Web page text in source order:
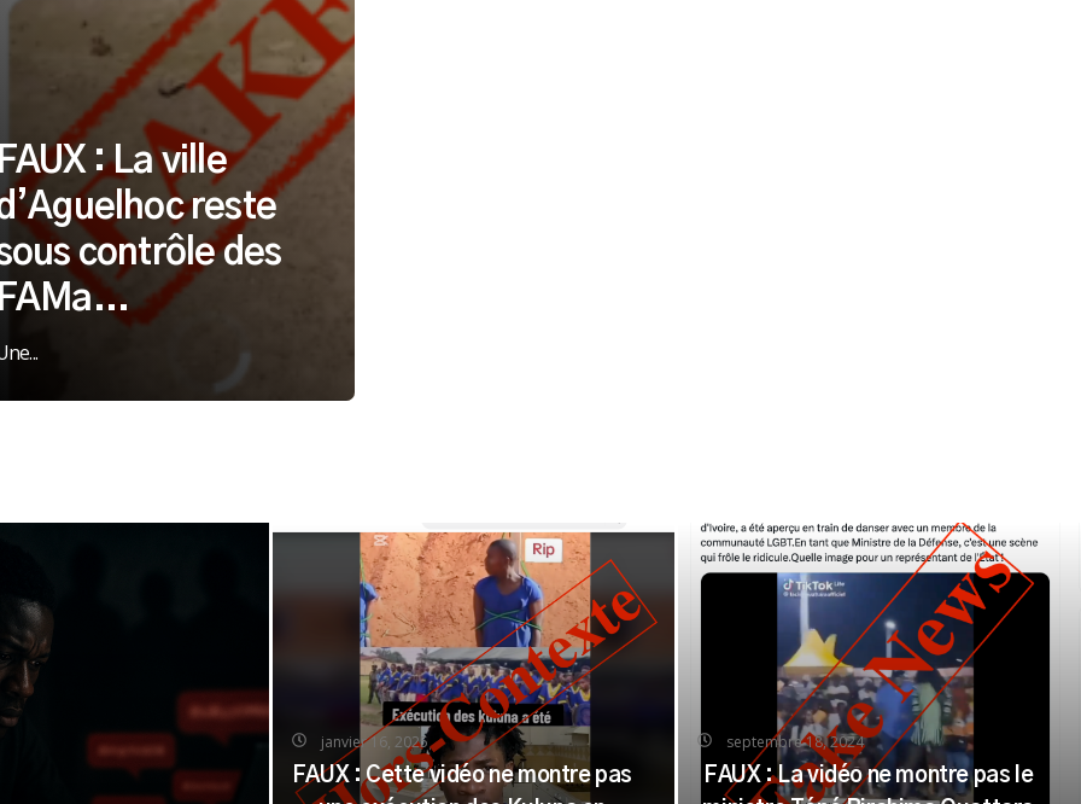
FAUX : La ville
reste
contrôle des
FAMa...
janvier 16, 2025
FAUX : Cette vidéo ne montre pas
septembre 18, 2024
FAUX : La vidéo ne montre pas le